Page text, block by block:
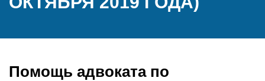
Помощь адвоката по